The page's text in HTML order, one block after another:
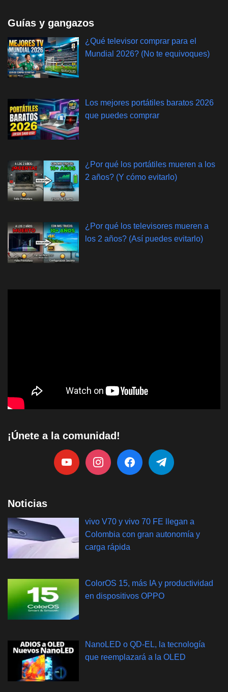
Guías y gangazos
¿Qué televisor comprar para el
Mundial 2026? (No te equivoques)
Los mejores portátiles baratos 2026
que puedes comprar
¿Por qué los portátiles mueren a los
2 años? (Y cómo evitarlo)
¿Por qué los televisores mueren a
los 2 años? (Así puedes evitarlo)
¡Únete a la comunidad!
Noticias
vivo V70 y vivo 70 FE llegan a
Colombia con gran autonomía y
carga rápida
ColorOS 15, más IA y productividad
en dispositivos OPPO
NanoLED o QD-EL, la tecnología
que reemplazará a la OLED